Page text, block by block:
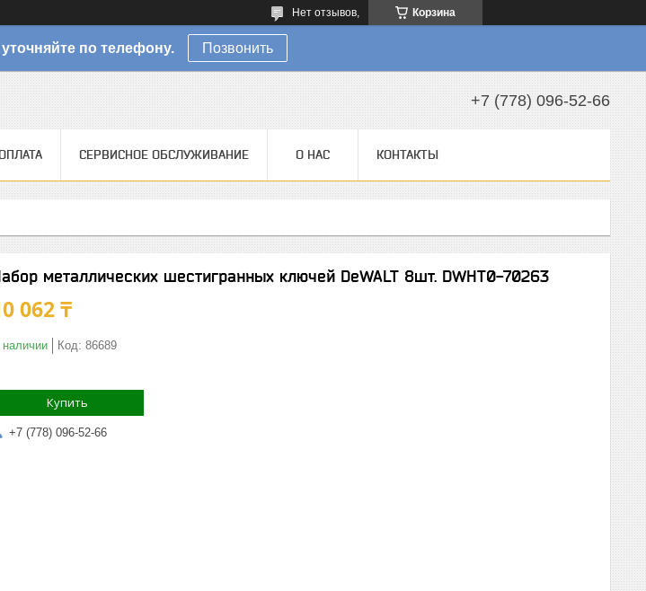
Корзина
Нет отзывов,
по телефону. Позвонить
+7 (778) 096-52-66
СЕРВИСНОЕ ОБСЛУЖИВАНИЕ О НАС КОНТАКТЫ
металлических шестигранных ключей DeWALT 8шт. DWHT0-70263
062 ₸
наличии Код: 86689
Купить
+7 (778) 096-52-66